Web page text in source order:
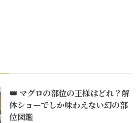
👑 マグロの部位の王様はどれ？解
体ショーでしか味わえない幻の部
位図鑑